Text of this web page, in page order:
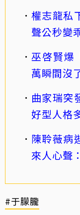
權志龍私
聲公秒變
巫啓賢爆
萬瞬間沒
曲家瑞突
好型人格
陳聆薇病
來人心聲
#于朦朧